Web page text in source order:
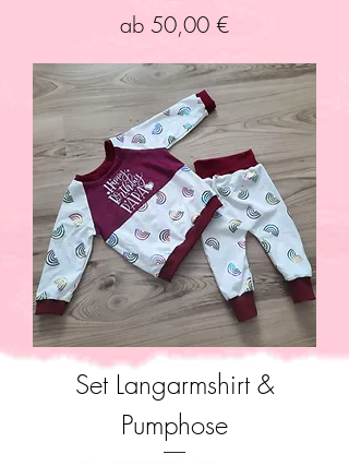
ab 50,00 €
Sale-Preis
Set Langarmshirt &
Pumphose